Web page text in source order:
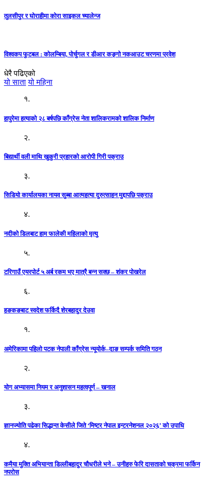
तुलसीपुर र घोराहीमा कोरा साइकल च्यालेन्ज
विश्वकप फुटबल : कोलम्बिया, पोर्चुगल र डीआर कङ्गो नकआउट चरणमा प्रवेश
धेरै पढिएको
यो साता यो महिना
१.
हापुरेमा हत्याको २८ बर्षपछि काँग्रेस नेता शालिकरामको शालिक निर्माण
२.
बिद्यार्थी वली माथि खुकुरी प्रहारको आरोपी गिरी पक्राउ
३.
सिडियो कार्यालयका नायव सुब्बा आत्महत्या दुरुत्साहन मुद्दापछि पक्राउ
४.
नदीको डिलबाट हाम फालेकी महिलाको मृत्यु
५.
टरिगाउँ एयरपोर्ट ५ अर्ब रकम भए मात्रै बन्न सक्छ – शंकर पोखरेल
६.
हङकङबाट स्वदेश फर्किदै शेरबहादुर देउवा
१.
अमेरिकामा पहिलो पटक नेपाली काँग्रेस न्यूयोर्क–दाङ सम्पर्क समिति गठन
२.
योग अभ्यासमा नियम र अनुशासन महत्वपूर्ण – खनाल
३.
ज्ञानज्योति पढेका सिद्धान्त केसीले जिते ‘मिष्टर नेपाल इन्टरनेशनल २०२६’ को उपाधि
४.
कमैया मुक्ति अभियान्ता डिल्लीबहादुर चौधरीले भने – उनीहरु फेरि दासताको चक्रमा फर्किन
नपरोस